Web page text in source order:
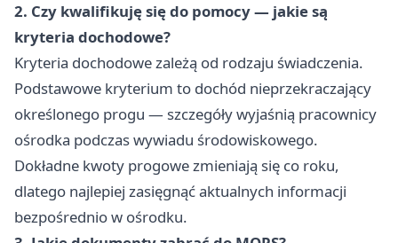
2. Czy kwalifikuję się do pomocy — jakie są
kryteria dochodowe?
Kryteria dochodowe zależą od rodzaju świadczenia.
Podstawowe kryterium to dochód nieprzekraczający
określonego progu — szczegóły wyjaśnią pracownicy
ośrodka podczas wywiadu środowiskowego.
Dokładne kwoty progowe zmieniają się co roku,
dlatego najlepiej zasięgnąć aktualnych informacji
bezpośrednio w ośrodku.